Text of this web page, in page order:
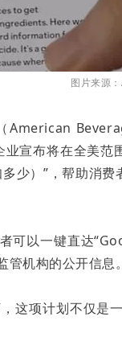
图片来源
American
业宣布将在全美
少）”，帮助消
可以一键直达
机构的公开信息。
这项计划不仅是